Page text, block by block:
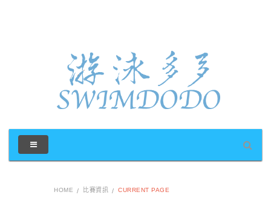
HOME 比賽資訊 CURRENT PAGE